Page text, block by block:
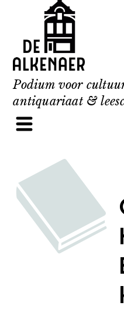
content
Podium voor
antiquariaat &